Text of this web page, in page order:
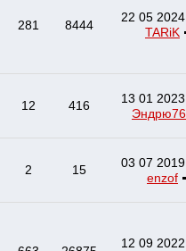
281 8444
22 05
TARiK
12 416
13 01
2 15
03 07
enzof
12 09